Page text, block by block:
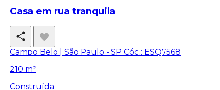
Casa em rua tranquila
Campo Belo | São Paulo - SP Cód.: ESQ7568
210 m²
Construída